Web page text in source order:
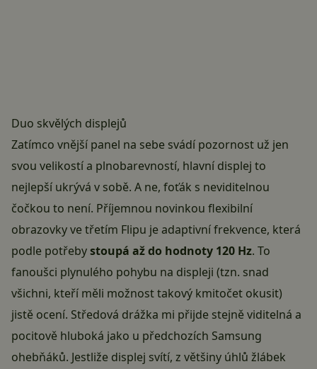
Duo skvělých displejů
Zatímco vnější panel na sebe svádí pozornost už jen
svou velikostí a plnobarevností, hlavní displej to
nejlepší ukrývá v sobě. A ne, foťák s neviditelnou
čočkou to není. Příjemnou novinkou flexibilní
obrazovky ve třetím Flipu je adaptivní frekvence, která
podle potřebystoupá až do hodnoty 120 Hz. To
fanoušci plynulého pohybu na displeji (tzn. snad
všichni, kteří měli možnost takový kmitočet okusit)
jistě ocení. Středová drážka mi přijde stejně viditelná a
pocitově hluboká jako u předchozích Samsung
ohebňáků. Jestliže displej svítí, z většiny úhlů žlábek